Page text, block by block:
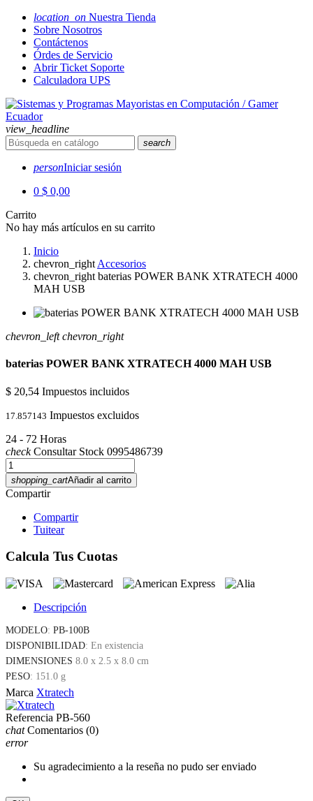
location_on Nuestra Tienda
Sobre Nosotros
Contáctenos
Órdes de Servicio
Abrir Ticket Soporte
Calculadora UPS
view_headline
search
personIniciar sesión
0 $ 0,00
Carrito
No hay más artículos en su carrito
Inicio
chevron_right Accesorios
chevron_right baterias POWER BANK XTRATECH 4000
MAH USB
chevron_left chevron_right
baterias POWER BANK XTRATECH 4000 MAH USB
$ 20,54 Impuestos incluidos
17.857143 Impuestos excluidos
24 - 72 Horas
checkConsultar Stock 0995486739
shopping_cartAñadir al carrito
Compartir
Compartir
Tuitear
Calcula Tus Cuotas
Descripción
MODELO: PB-100B
DISPONIBILIDAD: En existencia
DIMENSIONES 8.0 x 2.5 x 8.0 cm
PESO: 151.0 g
Marca Xtratech
Referencia PB-560
chat Comentarios (0)
error
Su agradecimiento a la reseña no pudo ser enviado